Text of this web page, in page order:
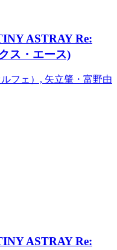
ASTRAY Re:
ス・エース)
フェ）, 矢立肇・富野由
ASTRAY Re: